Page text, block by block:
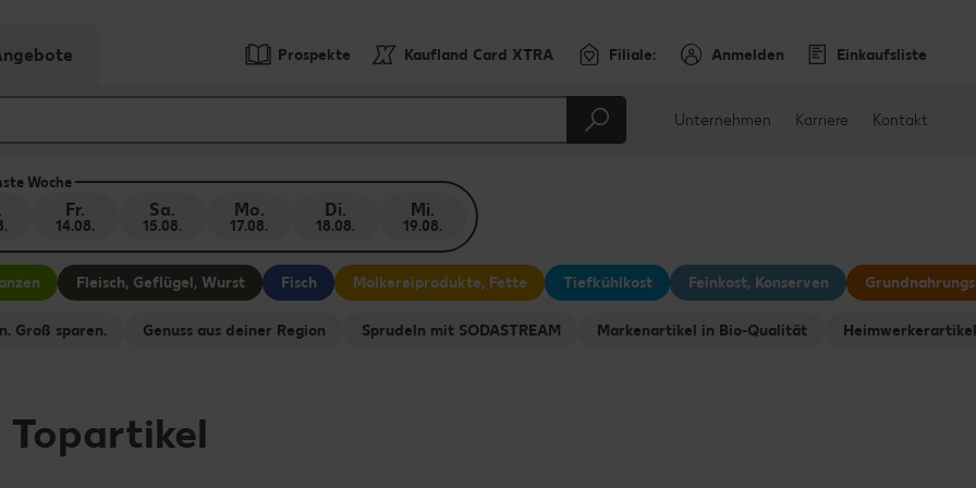
Prospekte Kaufland Card XTRA Filiale: Anmelden Einkaufsliste
Unternehmen Karriere Kontakt
Woche
Fr.
14.08.
Sa.
15.08.
Mo.
17.08.
Di.
18.08.
Mi.
19.08.
Fleisch, Geflügel, Wurst Fisch Molkereiprodukte, Fette Tiefkühlkost Feinkost, Konserven
Groß sparen. Genuss aus deiner Region Sprudeln mit SODASTREAM Markenartikel in Bio-Qualität Heimwerkerartikel
Topartikel